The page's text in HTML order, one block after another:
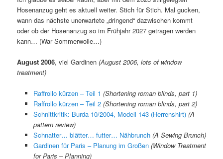
Hosenanzug geht es aktuell weiter. Stich für Stich. Mal gucken,
wann das nächste unerwartete „dringend“ dazwischen kommt
oder ob der Hosenanzug so im Frühjahr 2027 getragen werden
kann… (War Sommerwolle…)
August 2006, viel Gardinen(August 2006, lots of window
treatment)
Raffrollo kürzen – Teil 1 (Shortening roman blinds, part 1)
Raffrollo kürzen – Teil 2 (Shortening roman blinds, part 2)
Schnittkritik: Burda 10/2004, Modell 143 (Herrenshirt) (A
pattern review)
Schnatter… blätter… futter… Nähbrunch (A Sewing Brunch)
Gardinen für Paris – Planung im Großen (Window Treatment
for Paris – Planning)